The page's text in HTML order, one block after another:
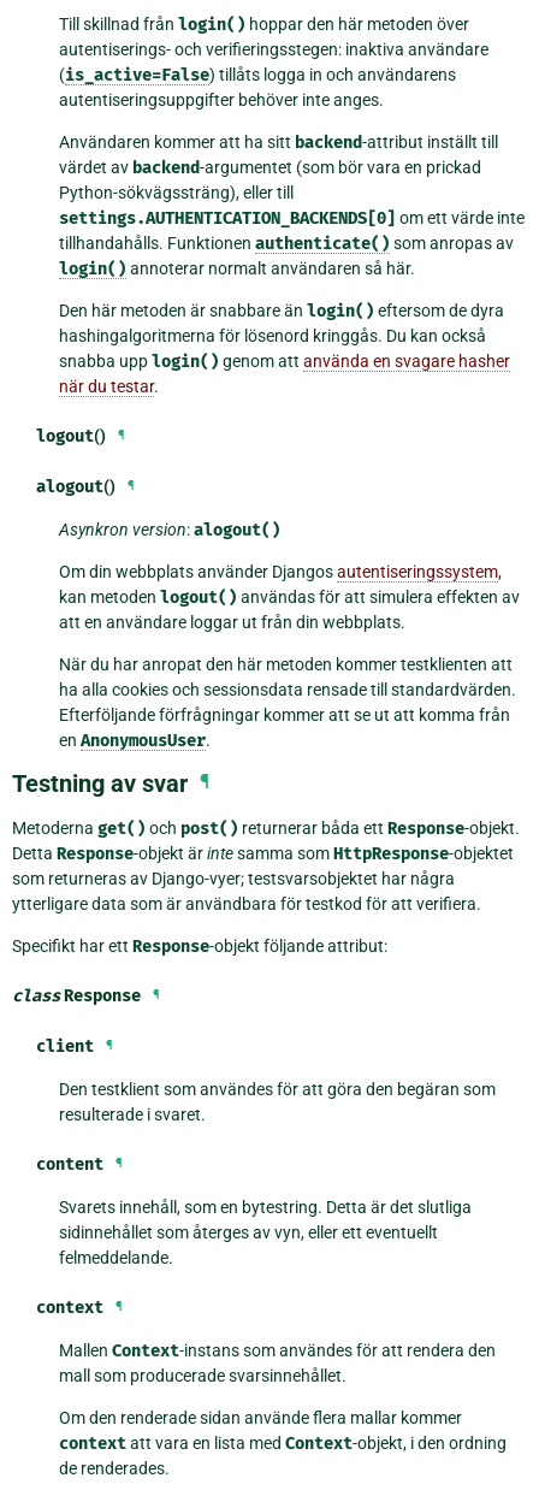
Till skillnad frånlogin() hoppar den här metoden över
autentiserings- och verifieringsstegen: inaktiva användare
(is_active=False) tillåts logga in och användarens
autentiseringsuppgifter behöver inte anges.
Användaren kommer att ha sitt backend-attribut inställt till
värdet av backend-argumentet (som bör vara en prickad
Python-sökvägssträng), eller till
settings.AUTHENTICATION_BACKENDS[0] om ett värde inte
tillhandahålls. Funktionenauthenticate() som anropas av
login() annoterar normalt användaren så här.
Den här metoden är snabbare änlogin() eftersom de dyra
hashingalgoritmerna för lösenord kringgås. Du kan också
snabba upplogin() genom attanvända en svagare hasher
när du testar.
logout() ¶
alogout() ¶
Asynkron version:alogout()
Om din webbplats använder Djangosautentiseringssystem,
kan metodenlogout() användas för att simulera effekten av
att en användare loggar ut från din webbplats.
När du har anropat den här metoden kommer testklienten att
ha alla cookies och sessionsdata rensade till standardvärden.
Efterföljande förfrågningar kommer att se ut att komma från
enAnonymousUser.
Testning av svar ¶
Metoderna get() och post() returnerar båda ett Response-objekt.
Detta Response-objekt ärintesamma somHttpResponse-objektet
som returneras av Django-vyer; testsvarsobjektet har några
ytterligare data som är användbara för testkod för att verifiera.
Specifikt har ett Response-objekt följande attribut:
classResponse ¶
client ¶
Den testklient som användes för att göra den begäran som
resulterade i svaret.
content ¶
Svarets innehåll, som en bytestring. Detta är det slutliga
sidinnehållet som återges av vyn, eller ett eventuellt
felmeddelande.
context ¶
MallenContext-instans som användes för att rendera den
mall som producerade svarsinnehållet.
Om den renderade sidan använde flera mallar kommer
contextatt vara en lista medContext-objekt, i den ordning
de renderades.